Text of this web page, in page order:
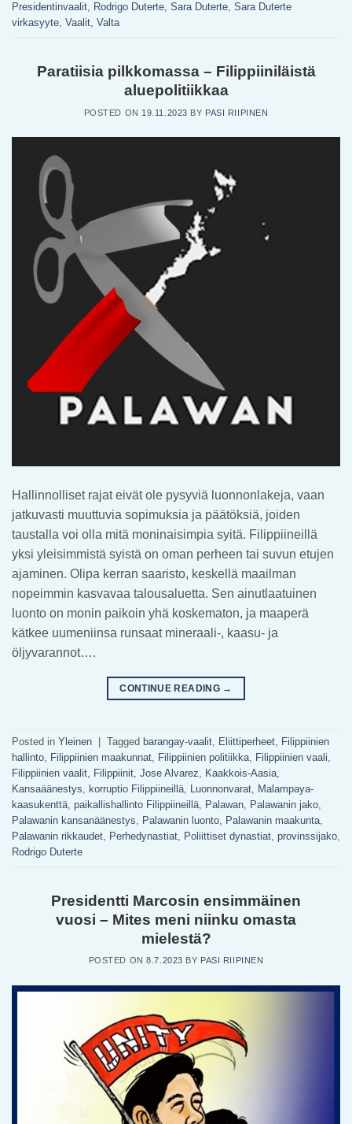
Presidentinvaalit, Rodrigo Duterte, Sara Duterte, Sara Duterte
virkasyyte, Vaalit, Valta
Paratiisia pilkkomassa – Filippiiniläistä
aluepolitiikkaa
POSTED ON 19.11.2023 BY PASI RIIPINEN
Hallinnolliset rajat eivät ole pysyviä luonnonlakeja, vaan
jatkuvasti muuttuvia sopimuksia ja päätöksiä, joiden
taustalla voi olla mitä moninaisimpia syitä. Filippiineillä
yksi yleisimmistä syistä on oman perheen tai suvun etujen
ajaminen. Olipa kerran saaristo, keskellä maailman
nopeimmin kasvavaa talousaluetta. Sen ainutlaatuinen
luonto on monin paikoin yhä koskematon, ja maaperä
kätkee uumeniinsa runsaat mineraali-, kaasu- ja
öljyvarannot….
CONTINUE READING →
Posted in Yleinen Tagged barangay-vaalit Eliittiperheet
Filippiinien
hallinto
Filippiinien maakunnat Filippiinien politiikka Filippiinien vaali
Filippiinien vaalit
Filippiinit Jose Alvarez Kaakkois-Aasia
Kansaäänestys
korruptio Filippiineillä Luonnonvarat
Malampaya-
kaasukenttä paikallishallinto Filippiineillä Palawan Palawanin jako
Palawanin kansanäänestys
Palawanin luonto Palawanin maakunta
Palawanin rikkaudet
Perhedynastiat Poliittiset dynastiat provinssijako
Rodrigo Duterte
Presidentti Marcosin ensimmäinen
vuosi – Mites meni niinku omasta
mielestä?
POSTED ON8.7.2023 BY PASI RIIPINEN